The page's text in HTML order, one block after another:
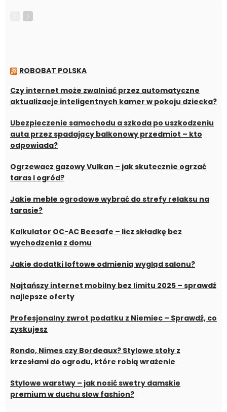
ROBOBAT POLSKA
Czy internet może zwalniać przez automatyczne
aktualizacje inteligentnych kamer w pokoju dziecka?
Ubezpieczenie samochodu a szkoda po uszkodzeniu
auta przez spadający balkonowy przedmiot – kto
odpowiada?
Ogrzewacz gazowy Vulkan – jak skutecznie ogrzać
taras i ogród?
Jakie meble ogrodowe wybrać do strefy relaksu na
tarasie?
Kalkulator OC-AC Beesafe – licz składkę bez
wychodzenia z domu
Jakie dodatki loftowe odmienią wygląd salonu?
Najtańszy internet mobilny bez limitu 2025 – sprawdź
najlepsze oferty
Profesjonalny zwrot podatku z Niemiec – Sprawdź, co
zyskujesz
Rondo, Nimes czy Bordeaux? Stylowe stoły z
krzesłami do ogrodu, które robią wrażenie
Stylowe warstwy – jak nosić swetry damskie
premium w duchu slow fashion?